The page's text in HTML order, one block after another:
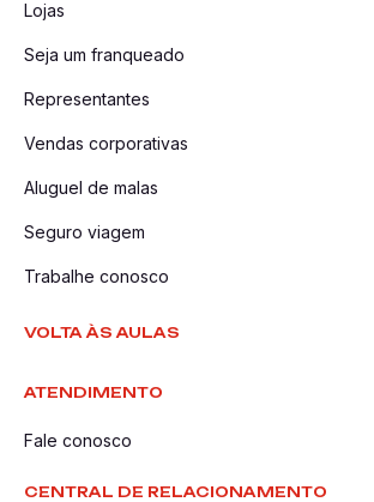
Lojas
Seja um franqueado
Representantes
Vendas corporativas
Aluguel de malas
Seguro viagem
Trabalhe conosco
VOLTA ÀS AULAS
ATENDIMENTO
Fale conosco
CENTRAL DE RELACIONAMENTO